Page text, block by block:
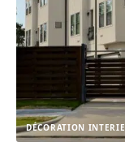
DÉCORATION